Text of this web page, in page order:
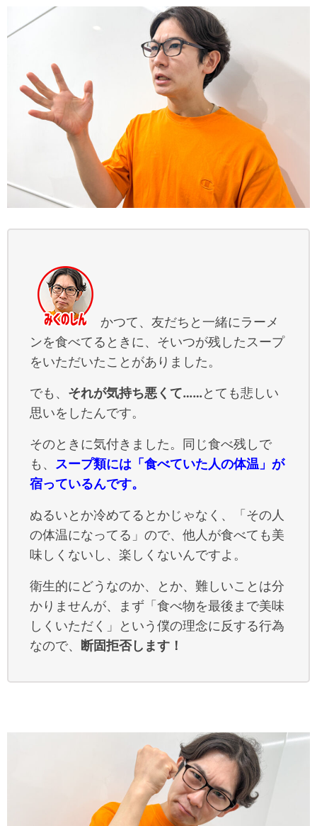
かつて、友だちと一緒にラーメ
ンを食べてるときに、そいつが残したスープ
をいただいたことがありました。
でも、 それが気持ち悪くて……とても悲しい
思いをしたんです。
そのときに気付きました。同じ食べ残しで
も、 スープ類には「食べていた人の体温」が
宿っているんです。
ぬるいとか冷めてるとかじゃなく、「その人
の体温になってる」ので、他人が食べても美
味しくないし、楽しくないんですよ。
衛生的にどうなのか、とか、難しいことは分
かりませんが、まず「食べ物を最後まで美味
しくいただく」という僕の理念に反する行為
なので、
断固拒否します！